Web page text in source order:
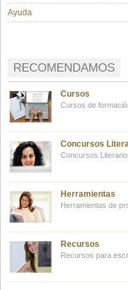
Ayuda
RECOMENDAMOS
Cursos
Cursos de
Concursos
Concursos
Herramientas
Herramientas de
Recursos
Recursos para